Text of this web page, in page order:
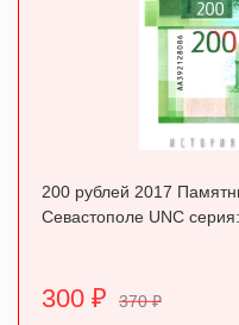
200 рублей 2017
Севастополе
300 ₽ 370₽